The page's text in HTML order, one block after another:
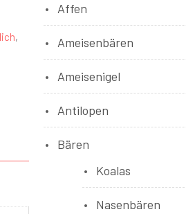
,
Affen
Ameisenbären
Ameisenigel
Antilopen
Bären
Koalas
Nasenbären